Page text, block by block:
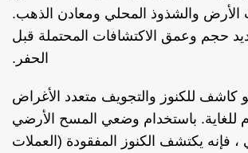
الأرض والشذوذ المحلي ومعادن الذهب.
حجم وعمق الاكتشافات المحتملة قبل
الحفر.
سي 4 هو كاشف للكنوز والتجويف متعدد الأغراض
للغاية. باستخدام وضعي المسح الأرضي
فإنه يكتشف الكنوز المفقودة (العملات